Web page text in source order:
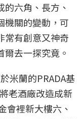
六角、長方、
機關的變動，可
常有創意又神奇
去一探究竟。
米蘭的PRADA基
老酒廠改造成新
會裡新大樓六、